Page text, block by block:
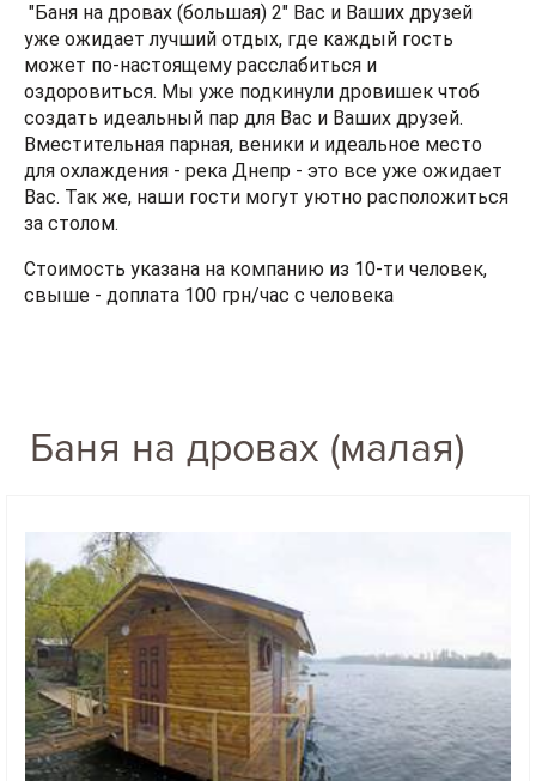
"Баня на дровах (большая) 2" Вас и Ваших друзей
уже ожидает лучший отдых, где каждый гость
может по-настоящему расслабиться и
оздоровиться. Мы уже подкинули дровишек чтоб
создать идеальный пар для Вас и Ваших друзей.
Вместительная парная, веники и идеальное место
для охлаждения - река Днепр - это все уже ожидает
Вас. Так же, наши гости могут уютно расположиться
за столом.
Стоимость указана на компанию из 10-ти человек,
свыше - доплата 100 грн/час с человека
Баня на дровах (малая)